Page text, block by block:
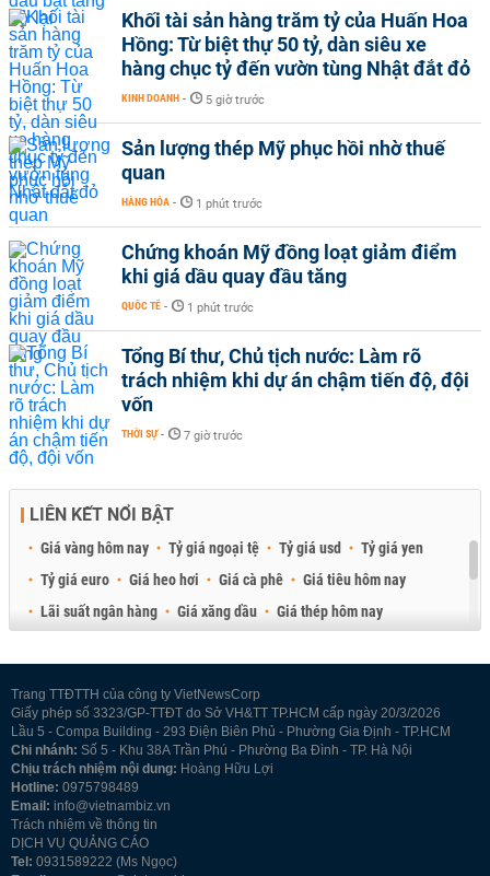
Khối tài sản hàng trăm tỷ của Huấn Hoa
Hồng: Từ biệt thự 50 tỷ, dàn siêu xe
hàng chục tỷ đến vườn tùng Nhật đắt đỏ
KINH DOANH - 5 giờ trước
Sản lượng thép Mỹ phục hồi nhờ thuế
quan
HÀNG HÓA - 1 phút trước
Chứng khoán Mỹ đồng loạt giảm điểm
khi giá dầu quay đầu tăng
QUỐC TẾ - 1 phút trước
Tổng Bí thư, Chủ tịch nước: Làm rõ
trách nhiệm khi dự án chậm tiến độ, đội
vốn
THỜI SỰ - 7 giờ trước
LIÊN KẾT NỔI BẬT
Giá vàng hôm nay Tỷ giá ngoại tệ Tỷ giá usd
Tỷ giá yen
Tỷ giá euro
Giá heo hơi Giá cà phê
Giá tiêu hôm nay
Lãi suất ngân hàng
Giá xăng dầu
Giá thép hôm nay
Trang TTĐTTH của công ty VietNewsCorp
Giấy phép số 3323/GP-TTĐT do Sở VH&TT TP.HCM cấp ngày 20/3/2026
Lầu 5 - Compa Building - 293 Điện Biên Phủ - Phường Gia Định - TP.HCM
Chi nhánh: Số 5 - Khu 38A Trần Phú - Phường Ba Đình - TP. Hà Nội
Chịu trách nhiệm nội dung: Hoàng Hữu Lợi
Hotline: 0975798489
Email: info@vietnambiz.vn
Trách nhiệm về thông tin
DỊCH VỤ QUẢNG CÁO
Tel: 0931589222 (Ms Ngọc)